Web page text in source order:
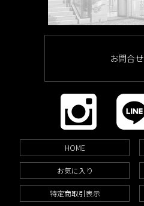
お問合せ
HOME
お気に入り
特定商取引表示